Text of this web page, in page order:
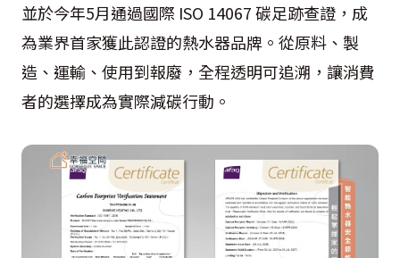
並於今年5月通過國際 ISO 14067 碳足跡查證，成
為業界首家獲此認證的熱水器品牌。從原料、製
造、運輸、使用到報廢，全程透明可追溯，讓消費
者的選擇成為實際減碳行動。